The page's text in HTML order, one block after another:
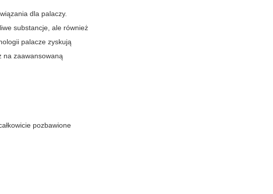
dla palaczy.
substancje, ale również
palacze zyskują
na zaawansowaną
pozbawione